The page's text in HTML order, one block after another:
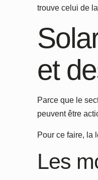
trouve celui de
et
Parce que le
peuvent être
Pour ce faire, la
Les